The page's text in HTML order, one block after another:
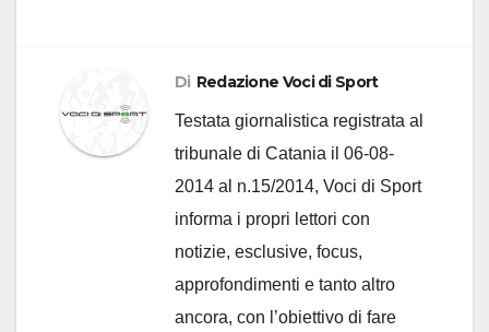
Di Redazione Voci di Sport
Testata giornalistica registrata al
tribunale di Catania il 06-08-
2014 al n.15/2014, Voci di Sport
informa i propri lettori con
notizie, esclusive, focus,
approfondimenti e tanto altro
ancora, con l’obiettivo di fare